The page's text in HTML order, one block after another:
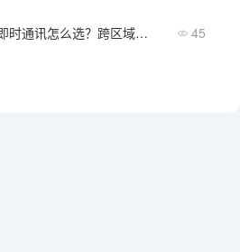
能源行业即时通讯怎么选？跨区域协同与野外作业场景下的选型维度 45